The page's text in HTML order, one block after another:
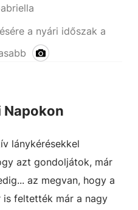
a nyári időszak a
Napokon
lánykérésekkel
azt gondoljátok, már
az megvan, hogy a
feltették már a nagy